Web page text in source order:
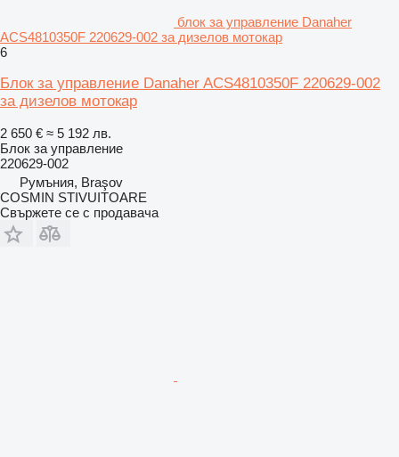
блок за управление Danaher
ACS4810350F 220629-002 за дизелов мотокар
6
Блок за управление Danaher ACS4810350F 220629-002
за дизелов мотокар
2 650 € ≈ 5 192 лв.
Блок за управление
220629-002
Румъния, Braşov
COSMIN STIVUITOARE
Свържете се с продавача